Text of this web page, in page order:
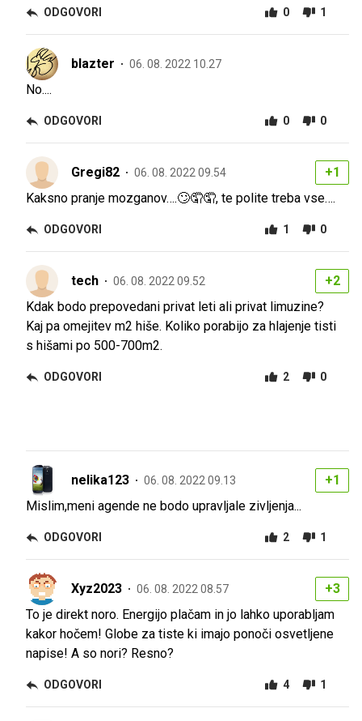
ODGOVORI 0 1
blazter 06. 08. 2022 10.27
No....
ODGOVORI 0 0
Gregi82 06. 08. 2022 09.54
+1
Kaksno pranje mozganov….🙄🤦🤦, te polite treba vse….
ODGOVORI 1 0
tech 06. 08. 2022 09.52
+2
Kdak bodo prepovedani privat leti ali privat limuzine?
Kaj pa omejitev m2 hiše. Koliko porabijo za hlajenje tisti
s hišami po 500-700m2.
ODGOVORI 2 0
nelika123 06. 08. 2022 09.13
+1
Mislim,meni agende ne bodo upravljale zivljenja...
ODGOVORI 2 1
Xyz2023 06. 08. 2022 08.57
+3
To je direkt noro. Energijo plačam in jo lahko uporabljam
kakor hočem! Globe za tiste ki imajo ponoči osvetljene
napise! A so nori? Resno?
ODGOVORI 4 1